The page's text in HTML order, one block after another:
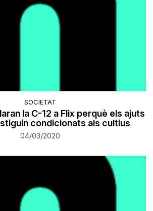
SOCIETAT
la C-12 a Flix perquè els ajuts
condicionats als cultius
04/03/2020